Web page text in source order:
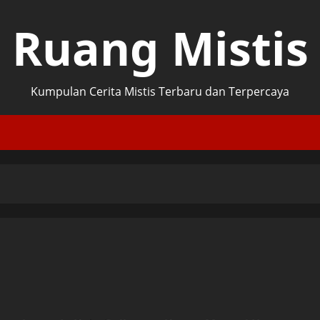
Ruang Mistis
Kumpulan Cerita Mistis Terbaru dan Terpercaya